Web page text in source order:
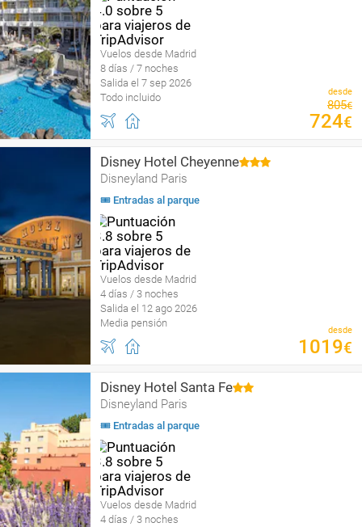
Vuelos desde Madrid
8 días / 7 noches
Salida el 7 sep 2026
Todo incluido
desde
805€
724€
Disney Hotel Cheyenne
Disneyland Paris
🎟 Entradas al parque
Vuelos desde Madrid
4 días / 3 noches
Salida el 12 ago 2026
Media pensión
desde
1019€
Disney Hotel Santa Fe
Disneyland Paris
🎟 Entradas al parque
Vuelos desde Madrid
4 días / 3 noches